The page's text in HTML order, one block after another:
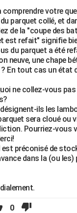
comprendre votre
parquet collé, et
de la "coupe des
est refait" signifie
du parquet a été
neuve, une chape
En tout cas un état
ne collez-vous
ils les
sera cloué ou
Pourriez-vous
préconisé de
dans la (ou les)
0